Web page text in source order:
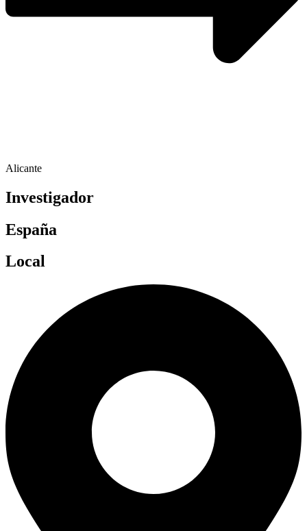
Alicante
Investigador
España
Local